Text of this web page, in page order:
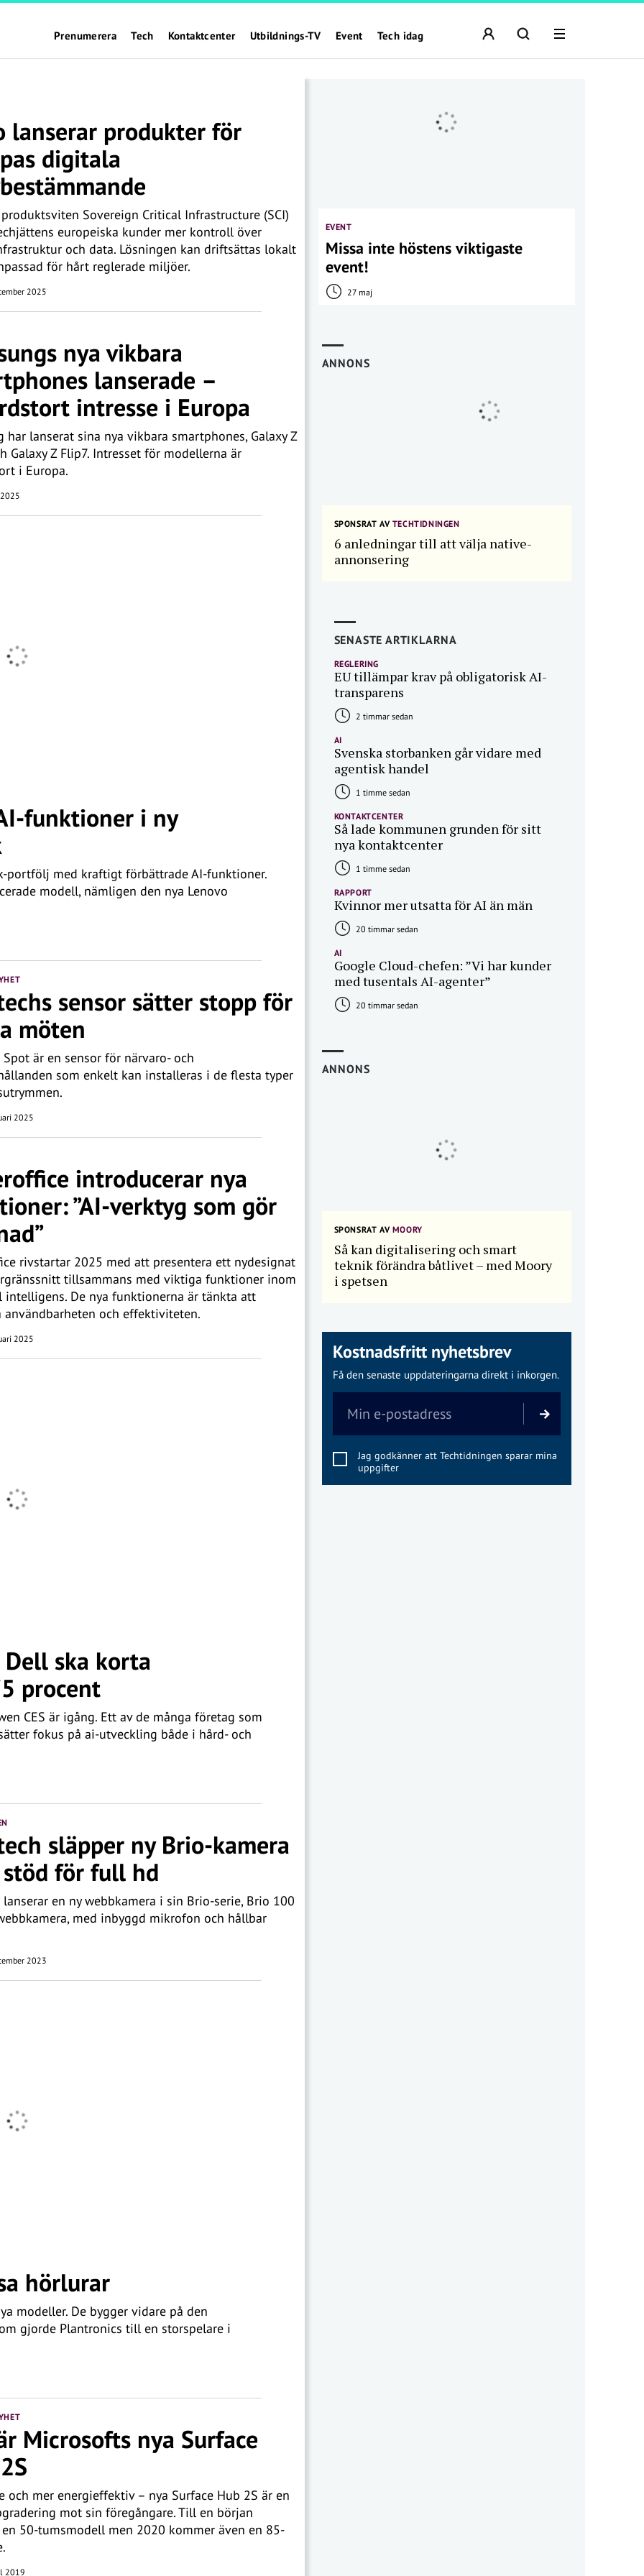
Prenumerera Tech Kontaktcenter Utbildnings-TV Event Tech idag
lanserar produkter för
digitala
Sovereign Critical Infrastructure (SCI)
europeiska kunder mer kontroll över
och data. Lösningen kan driftsättas lokalt
för hårt reglerade miljöer.
2025
nya vikbara
lanserade –
intresse i Europa
har lanserat sina nya vikbara smartphones, Galaxy Z
Galaxy Z Flip7. Intresset för modellerna är
i Europa.
funktioner i ny
portfölj med kraftigt förbättrade AI-funktioner.
modell, nämligen den nya Lenovo
sensor sätter stopp för
möten
är en sensor för närvaro- och
som enkelt kan installeras i de flesta typer
2025
introducerar nya
”AI-verktyg som gör
rivstartar 2025 med att presentera ett nydesignat
tillsammans med viktiga funktioner inom
De nya funktionerna är tänkta att
och effektiviteten.
2025
ska korta
procent
CES är igång. Ett av de många företag som
fokus på ai-utveckling både i hård- och
släpper ny Brio-kamera
stöd för full hd
lanserar en ny webbkamera i sin Brio-serie, Brio 100
med inbyggd mikrofon och hållbar
2023
hörlurar
modeller. De bygger vidare på den
gjorde Plantronics till en storspelare i
Microsofts nya Surface
och mer energieffektiv – nya Surface Hub 2S är en
mot sin föregångare. Till en början
en 50-tumsmodell men 2020 kommer även en 85-
2019
EVENT
Missa inte höstens viktigaste
event!
27 maj
ANNONS
SPONSRAT AVTECHTIDNINGEN
6 anledningar till att välja native-
annonsering
SENASTE ARTIKLARNA
REGLERING
EU tillämpar krav på obligatorisk AI-
transparens
2 timmar sedan
AI
Svenska storbanken går vidare med
agentisk handel
1 timme sedan
KONTAKTCENTER
Så lade kommunen grunden för sitt
nya kontaktcenter
1 timme sedan
RAPPORT
Kvinnor mer utsatta för AI än män
20 timmar sedan
AI
Google Cloud-chefen: ”Vi har kunder
med tusentals AI-agenter”
20 timmar sedan
ANNONS
SPONSRAT AVMOORY
Så kan digitalisering och smart
teknik förändra båtlivet – med Moory
i spetsen
Kostnadsfritt nyhetsbrev
Få den senaste uppdateringarna direkt i inkorgen.
Jag godkänner att Techtidningen sparar mina
uppgifter